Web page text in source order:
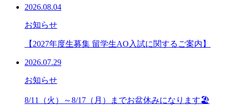
2026.08.04
お知らせ
【2027年度生募集 留学生AO入試に関するご案内】
2026.07.29
お知らせ
8/11（火）～8/17（月）までお盆休みになります🏖